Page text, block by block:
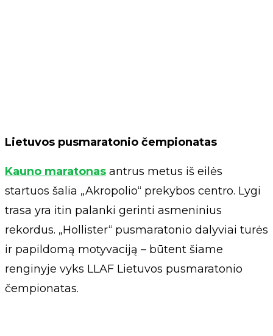
Lietuvos pusmaratonio čempionatas
Kauno maratonas antrus metus iš eilės
startuos šalia „Akropolio“ prekybos centro. Lygi
trasa yra itin palanki gerinti asmeninius
rekordus. „Hollister“ pusmaratonio dalyviai turės
ir papildomą motyvaciją – būtent šiame
renginyje vyks LLAF Lietuvos pusmaratonio
čempionatas.